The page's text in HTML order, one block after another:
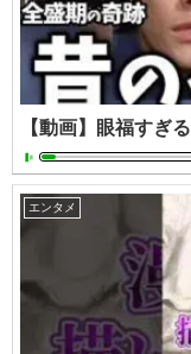
【動画】眼福すぎ
エンタメ